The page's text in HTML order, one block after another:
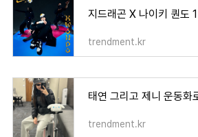
trendment.kr
trendment.kr